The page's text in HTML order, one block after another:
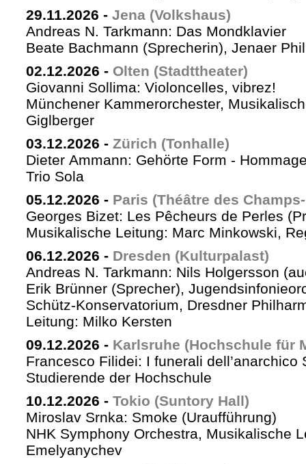
29.11.2026 - Jena (Volkshaus)
Andreas N. Tarkmann: Das Mondklavier
Beate Bachmann (Sprecherin), Jenaer
02.12.2026 - Olten (Stadttheater)
Giovanni Sollima: Violoncelles, vibrez!
Münchener Kammerorchester,
Giglberger
03.12.2026 - Zürich (Tonhalle)
Dieter Ammann: Gehörte Form -
Trio Sola
05.12.2026 - Paris (Théâtre des
Georges Bizet: Les Pêcheurs de Perles
Musikalische Leitung: Marc Minkowski,
06.12.2026 - Dresden (Kulturpalast)
Andreas N. Tarkmann: Nils Holgersson
Erik Brünner (Sprecher),
Schütz-Konservatorium, Dresdner
Leitung: Milko Kersten
09.12.2026 - Karlsruhe (Hochschule für
Francesco Filidei: I funerali dell’anarchico
Studierende der Hochschule
10.12.2026 - Tokio (Suntory Hall)
Miroslav Srnka: Smoke (Uraufführung)
NHK Symphony Orchestra, Musikalische
Emelyanychev